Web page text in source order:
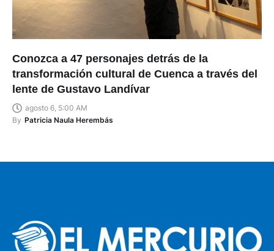
Conozca a 47 personajes detrás de la
transformación cultural de Cuenca a través del
lente de Gustavo Landívar
agosto 6, 5:00 AM
By Patricia Naula Herembás